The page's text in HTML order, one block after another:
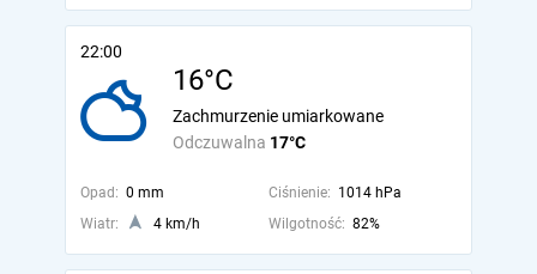
22:00
16°C
Odczuwalna 17°C
Zachmurzenie umiarkowane
Opad: 0 mm Ciśnienie: 1014 hPa
Wiatr:
4 km/h Wilgotność: 82%